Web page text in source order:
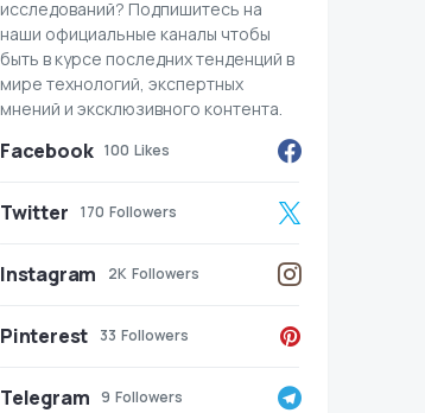
исследований? Подпишитесь на
наши официальные каналы чтобы
быть в курсе последних тенденций в
мире технологий, экспертных
мнений и эксклюзивного контента.
Facebook 100 Likes
Twitter 170 Followers
Instagram 2K Followers
Pinterest 33 Followers
Telegram 9 Followers